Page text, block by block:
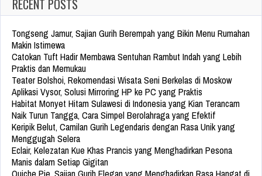
RECENT POSTS
Tongseng Jamur, Sajian Gurih Berempah yang Bikin Menu Rumahan
Makin Istimewa
Catokan Tuft Hadir Membawa Sentuhan Rambut Indah yang Lebih
Praktis dan Memukau
Teater Bolshoi, Rekomendasi Wisata Seni Berkelas di Moskow
Aplikasi Vysor, Solusi Mirroring HP ke PC yang Praktis
Habitat Monyet Hitam Sulawesi di Indonesia yang Kian Terancam
Naik Turun Tangga, Cara Simpel Berolahraga yang Efektif
Keripik Belut, Camilan Gurih Legendaris dengan Rasa Unik yang
Menggugah Selera
Eclair, Kelezatan Kue Khas Prancis yang Menghadirkan Pesona
Manis dalam Setiap Gigitan